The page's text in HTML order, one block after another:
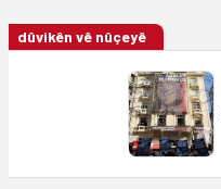
dûvikên vê nûçeyê